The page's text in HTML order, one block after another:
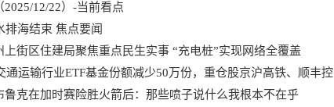
12/22）-当前看点
排海结束 焦点要闻
街区住建局聚焦重点民生实事 “充电桩”实现网络全覆盖
通运输行业ETF基金份额减少50万份，重仓股京沪高铁、顺丰控
报
鲁克在加时赛险胜火箭后：那些喷子说什么我根本不在乎